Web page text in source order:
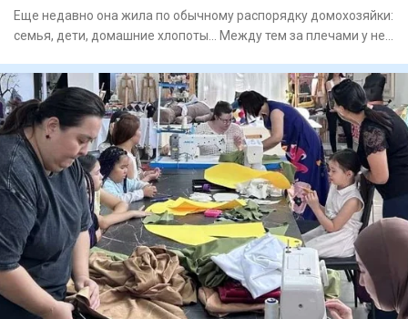
Еще недавно она жила по обычному распорядку домохозяйки:
семья, дети, домашние хлопоты... Между тем за плечами у нее